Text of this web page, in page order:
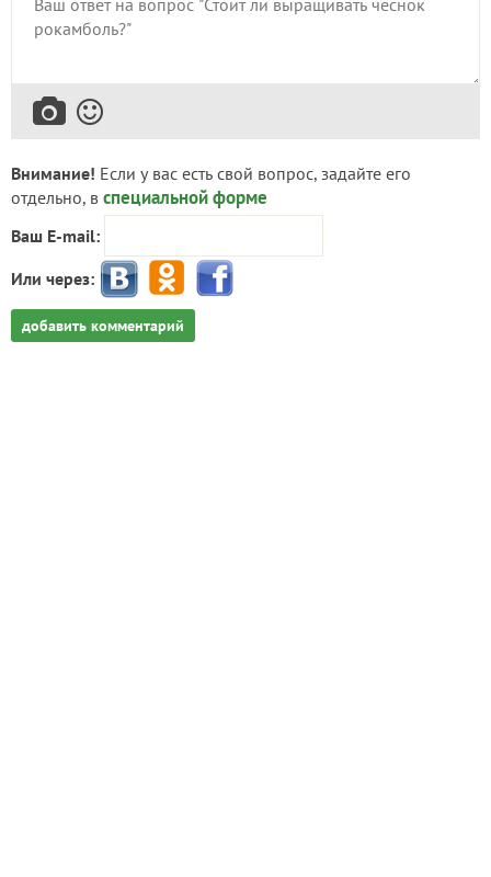
Внимание! Если у вас есть свой вопрос, задайте его
отдельно, в специальной форме
Ваш E-mail:
Или через:
добавить комментарий